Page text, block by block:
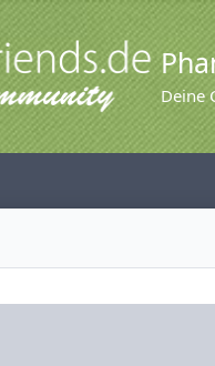
Deine